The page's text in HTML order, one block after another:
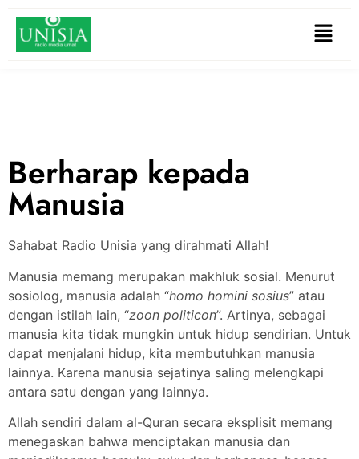
Berharap kepada
Manusia
Sahabat Radio Unisia yang dirahmati Allah!
Manusia memang merupakan makhluk sosial. Menurut
sosiolog, manusia adalah “homo homini sosius” atau
dengan istilah lain, “zoon politicon”. Artinya, sebagai
manusia kita tidak mungkin untuk hidup sendirian. Untuk
dapat menjalani hidup, kita membutuhkan manusia
lainnya. Karena manusia sejatinya saling melengkapi
antara satu dengan yang lainnya.
Allah sendiri dalam al-Quran secara eksplisit memang
menegaskan bahwa menciptakan manusia dan